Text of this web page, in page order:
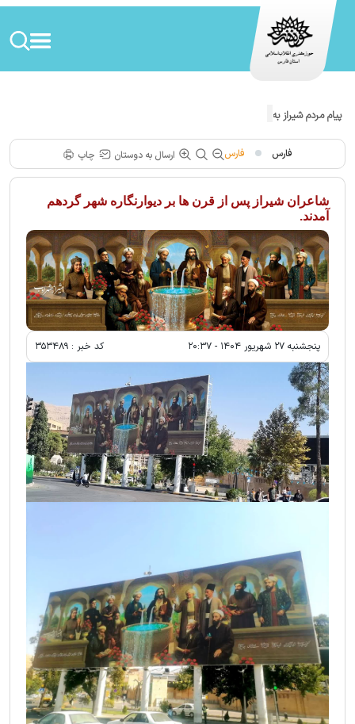
پیام مردم شیراز به رژیم صهیونیستی!
فارس فارس ارسال به دوستان چاپ
شاعران شیراز پس از قرن ها بر دیوارنگاره شهر گردهم
آمدند.
پنجشنبه ۲۷ شهريور ۱۴۰۴ - ۲۰:۳۷ کد خبر :